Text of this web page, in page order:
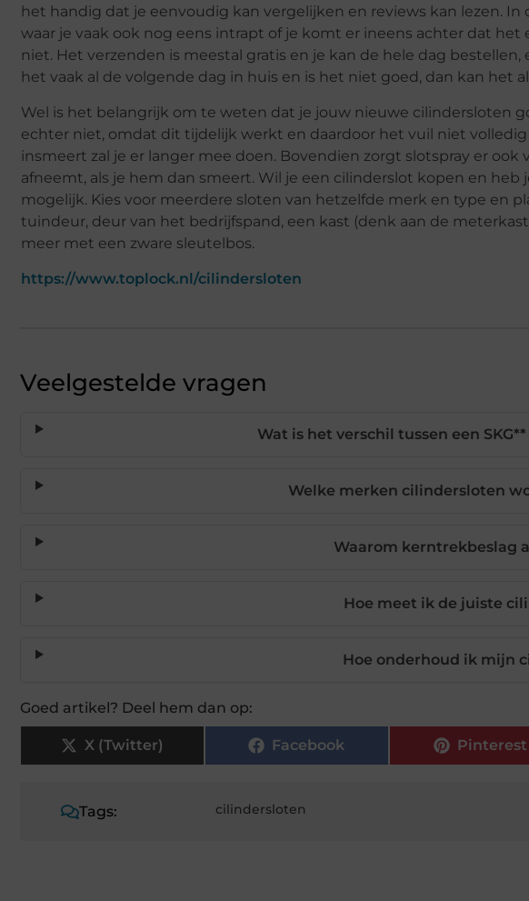
het handig dat je eenvoudig kan vergelijken en reviews kan lezen.
waar je vaak ook nog eens intrapt of je komt er ineens achter dat
niet. Het verzenden is meestal gratis en je kan de hele dag
het vaak al de volgende dag in huis en is het niet goed, dan kan het
Wel is het belangrijk om te weten dat je jouw nieuwe cilindersloten
echter niet, omdat dit tijdelijk werkt en daardoor het vuil niet
insmeert zal je er langer mee doen. Bovendien zorgt slotspray er
afneemt, als je hem dan smeert. Wil je een cilinderslot kopen en
mogelijk. Kies voor meerdere sloten van hetzelfde merk en type en
tuindeur, deur van het bedrijfspand, een kast (denk aan de
meer met een zware sleutelbos.
https://www.toplock.nl/cilindersloten
Veelgestelde vragen
Wat is het verschil tussen een
Welke merken cilindersloten
Waarom kerntrekbeslag
Hoe meet ik de juiste
Hoe onderhoud ik mijn
Goed artikel? Deel hem dan op:
X (Twitter) Facebook Pinterest
Tags: cilindersloten